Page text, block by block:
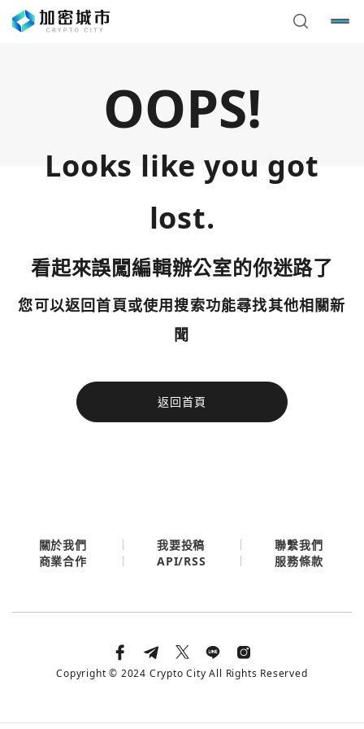
OOPS!
Looks like you got
lost.
看起來誤闖編輯辦公室的你迷路了
您可以返回首頁或使用搜索功能尋找其他相關新
聞
返回首頁
今日熱門
使用以下帳號繼續
您已閒置5分鐘，請點擊關閉按鈕或空白處，即可回到加密
今日熱門
關於我們 我要投稿
聯繫我們
商業合作
API/RSS 服務條款
Copyright © 2024 Crypto City All Rights Reserved